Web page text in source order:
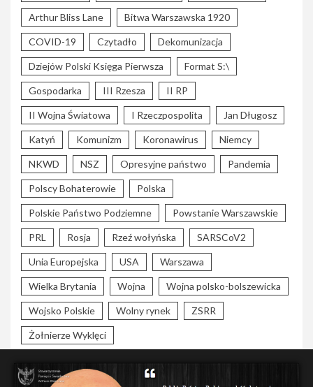
Arthur Bliss Lane Bitwa Warszawska 1920
COVID-19 Czytadło Dekomunizacja
Dziejów Polski Księga Pierwsza Format S:\
Gospodarka III Rzesza II RP
II Wojna Światowa I Rzeczpospolita Jan Długosz
Katyń Komunizm Koronawirus Niemcy
NKWD NSZ Opresyjne państwo Pandemia
Polscy Bohaterowie Polska
Polskie Państwo Podziemne Powstanie Warszawskie
PRL Rosja Rzeź wołyńska SARSCoV2
Unia Europejska USA Warszawa
Wielka Brytania Wojna Wojna polsko-bolszewicka
Wojsko Polskie Wolny rynek ZSRR
Żołnierze Wyklęci